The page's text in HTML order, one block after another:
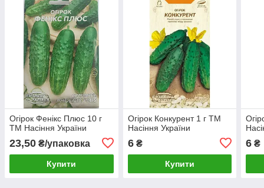
Огірок Фенікс Плюс 10 г
ТМ Насіння України
23,50 ₴/упаковка
Купити
Огірок Конкурент 1 г ТМ
Насіння України
6₴
Купити
6 ₴